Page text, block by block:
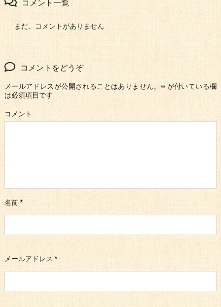
コメント一覧
まだ、コメントがありません
コメントをどうぞ
メールアドレスが公開されることはありません。 ※ が付いている欄
は必須項目です
コメント
名前*
メールアドレス *